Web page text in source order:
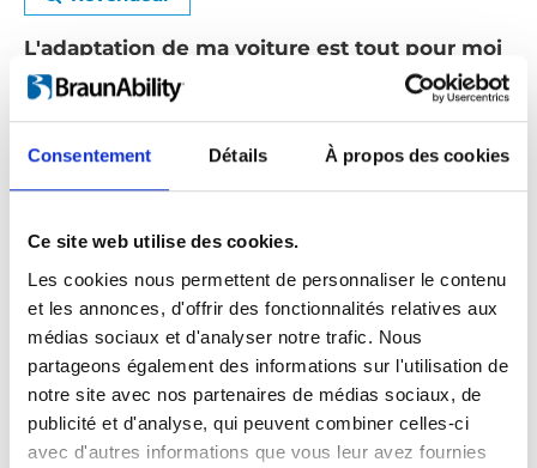
Consentement Détails À propos des cookies
Ce site web utilise des cookies.
Les cookies nous permettent de personnaliser le contenu
et les annonces, d'offrir des fonctionnalités relatives aux
médias sociaux et d'analyser notre trafic. Nous
partageons également des informations sur l'utilisation de
notre site avec nos partenaires de médias sociaux, de
publicité et d'analyse, qui peuvent combiner celles-ci
avec d'autres informations que vous leur avez fournies
L'adaptation de ma voiture est tout pour moi
Avoir une voiture adaptée est incroyablement
important pour moi. Elle me procure à la fois
liberté et accessibilité ainsi que la possibilité de
contrôler ma vie. Par exemple, il est beaucoup
plus facile de voir ma famille régulièrement.
moi. Je conduis depuis l'âge de 18 ans et je suis
très content et reconnaissant de pouvoir
toujours le faire grâce à mon adaptation.